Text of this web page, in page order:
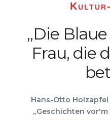
„Die Blaue
Frau, die
Hans-Otto Holzapfel
„Geschichten